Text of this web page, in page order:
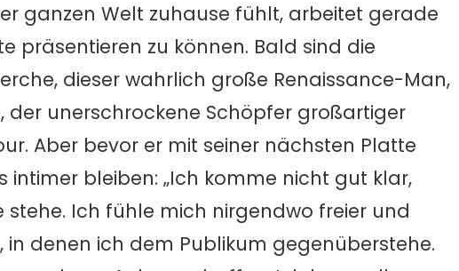
ganzen Welt zuhause fühlt, arbeitet gerade
präsentieren zu können. Bald sind die
dieser wahrlich große Renaissance-Man,
der unerschrockene Schöpfer großartiger
Aber bevor er mit seiner nächsten Platte
bleiben: „Ich komme nicht gut klar,
Ich fühle mich nirgendwo freier und
denen ich dem Publikum gegenüberstehe.